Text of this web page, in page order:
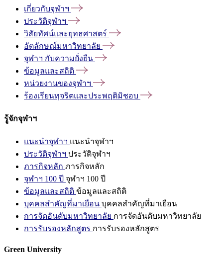
เกี่ยวกับจุฬาฯ
ประวัติจุฬาฯ
วิสัยทัศน์และยุทธศาสตร์
อัตลักษณ์มหาวิทยาลัย
จุฬาฯ กับความยั่งยืน
ข้อมูลและสถิติ
หน่วยงานของจุฬาฯ
ร้องเรียนทุจริตและประพฤติมิชอบ
รู้จักจุฬาฯ
แนะนำจุฬาฯ แนะนำจุฬาฯ
ประวัติจุฬาฯ ประวัติจุฬาฯ
ภารกิจหลัก ภารกิจหลัก
จุฬาฯ 100 ปี จุฬาฯ 100 ปี
ข้อมูลและสถิติ ข้อมูลและสถิติ
บุคคลสำคัญที่มาเยือน บุคคลสำคัญที่มาเยือน
การจัดอันดับมหาวิทยาลัย การจัดอันดับมหาวิทยาลัย
การรับรองหลักสูตร การรับรองหลักสูตร
Green University